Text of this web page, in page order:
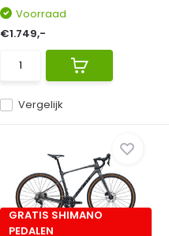
Vergelijk
Voorraad
€1.749,-
GRATIS SHIMANO
PEDALEN